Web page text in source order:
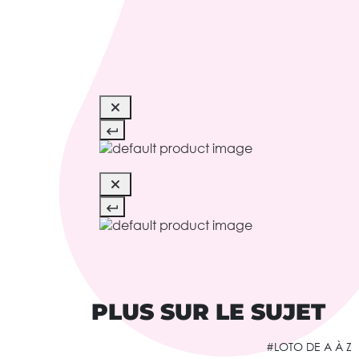
PLUS SUR LE SUJET
#LOTO DE A À Z